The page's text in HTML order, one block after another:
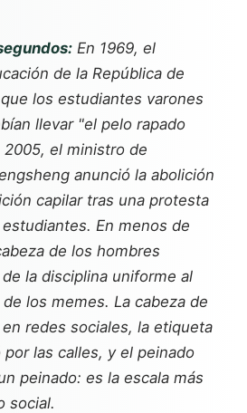
En 1969, el
de la República de
los estudiantes varones
llevar "el pelo rapado
2005, el ministro de
anunció la abolición
capilar tras una protesta
En menos de
de los hombres
la disciplina uniforme al
los memes. La cabeza de
redes sociales, la etiqueta
las calles, y el peinado
peinado: es la escala más
social.